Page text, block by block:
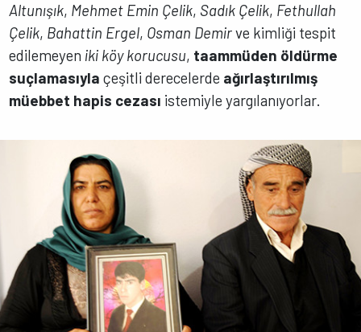
Altunışık, Mehmet Emin Çelik, Sadık Çelik, Fethullah
Çelik, Bahattin Ergel, Osman Demirve kimliği tespit
edilemeyen iki köy korucusu, taammüden öldürme
suçlamasıyla çeşitli derecelerde ağırlaştırılmış
müebbet hapis cezası istemiyle yargılanıyorlar.